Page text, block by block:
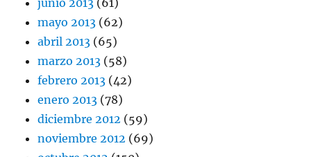
junio 2013 (61)
mayo 2013 (62)
abril 2013 (65)
marzo 2013 (58)
febrero 2013 (42)
enero 2013 (78)
diciembre 2012 (59)
noviembre 2012 (69)